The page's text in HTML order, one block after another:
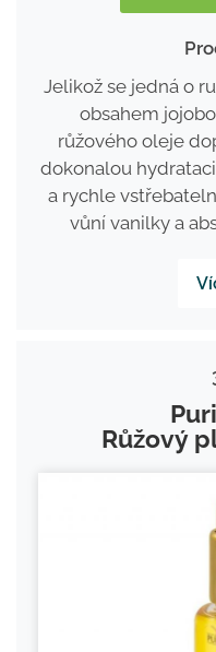
Jelikož se jedná o
obsahem
růžového oleje
dokonalou
a rychle
vůní vanilky a
Růžový